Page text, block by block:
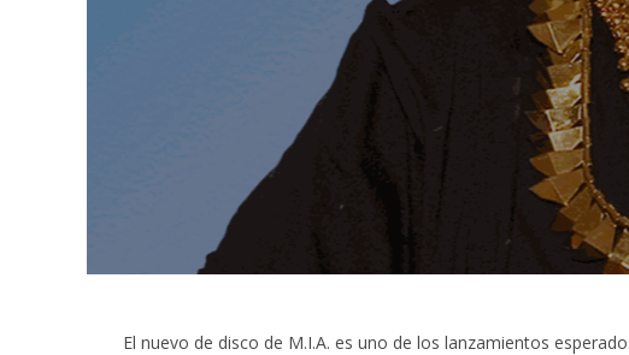
El nuevo de disco de M.I.A. es uno de los lanzamientos